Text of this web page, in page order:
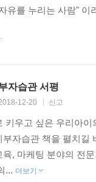
유를 누리는 사람"
자습관 서평
12-20 신고
키우고 싶은 우리아
부자습관 책을 펼치길
육, 마케팅 분야의 전
... 더보기